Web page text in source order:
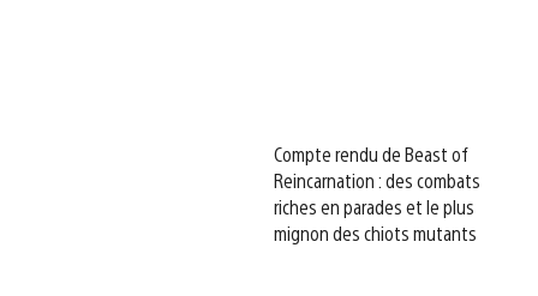
Compte rendu de Beast of
Reincarnation : des combats
riches en parades et le plus
mignon des chiots mutants